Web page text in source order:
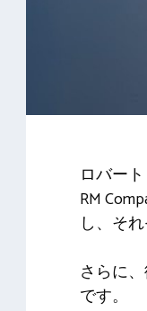
ロバー
RM
し、そ
さらに
です。